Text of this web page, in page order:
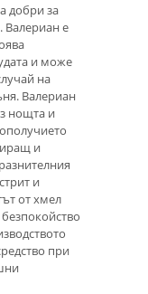
добри за
Валериан е
и може
на
Валериан
нощта и
и
и
от хмел
при